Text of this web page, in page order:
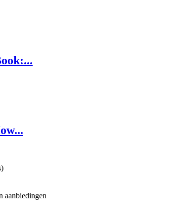
aanbiedingen